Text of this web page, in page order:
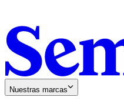
Nuestras marcas